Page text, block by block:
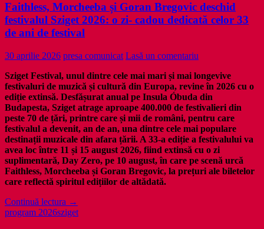
Faithless, Morcheeba și Goran Bregovic deschid
festivalul Sziget 2026: o zi- cadou dedicată celor 33
de ani de festival
30 aprilie 2026 presa comunicat Lasă un comentariu
Sziget Festival, unul dintre cele mai mari și mai longevive
festivaluri de muzică și cultură din Europa, revine în 2026 cu o
ediție extinsă. Desfășurat anual pe Insula Óbuda din
Budapesta, Sziget atrage aproape 400.000 de festivalieri din
peste 70 de țări, printre care și mii de români, pentru care
festivalul a devenit, an de an, una dintre cele mai populare
destinații muzicale din afara țării. A 33-a ediție a festivalului va
avea loc între 11 și 15 august 2026, fiind extinsă cu o zi
suplimentară, Day Zero, pe 10 august, în care pe scenă urcă
Faithless, Morcheeba și Goran Bregovic, la prețuri ale biletelor
care reflectă spiritul edițiilor de altădată.
Continuă lectura Faithless,
Morcheeba
→
program 2026sziget